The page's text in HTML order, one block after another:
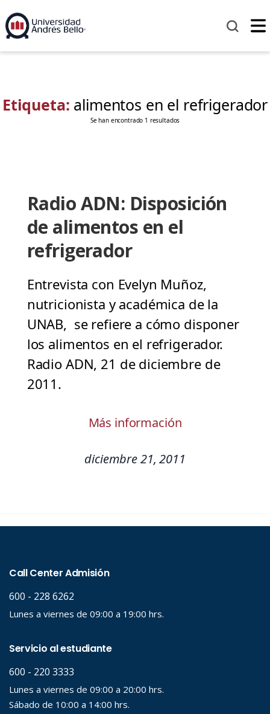
Etiqueta: alimentos en el refrigerador
Se han encontrado 1 resultados
Radio ADN: Disposición
de alimentos en el
refrigerador
Entrevista con Evelyn Muñoz,
nutricionista y académica de la
UNAB, se refiere a cómo disponer
los alimentos en el refrigerador.
Radio ADN, 21 de diciembre de
2011.
Más información
diciembre 21, 2011